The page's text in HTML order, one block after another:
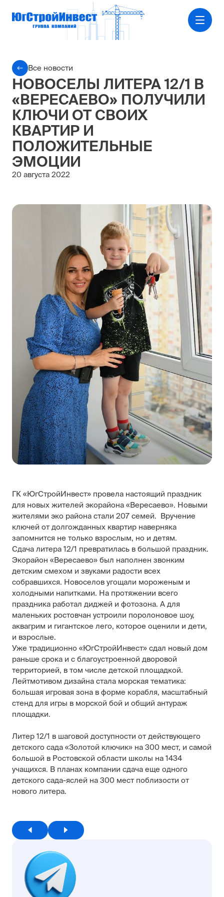
Все новости
НОВОСЕЛЫ ЛИТЕРА 12/1 В
«ВЕРЕСАЕВО» ПОЛУЧИЛИ
КЛЮЧИ ОТ СВОИХ
КВАРТИР И
ПОЛОЖИТЕЛЬНЫЕ
ЭМОЦИИ
20 августа 2022
ГК «ЮгСтройИнвест» провела настоящий праздник
для новых жителей экорайона «Вересаево». Новыми
жителями эко района стали 207 семей. Вручение
ключей от долгожданных квартир наверняка
запомнится не только взрослым, но и детям.
Сдача литера 12/1 превратилась в большой праздник.
Экорайон «Вересаево» был наполнен звонким
детским смехом и звуками радости всех
собравшихся. Новоселов угощали мороженым и
холодными напитками. На протяжении всего
праздника работал диджей и фотозона. А для
маленьких ростовчан устроили поролоновое шоу,
аквагрим и гигантское лего, которое оценили и дети,
и взрослые.
Уже традиционно «ЮгСтройИнвест» сдал новый дом
раньше срока и с благоустроенной дворовой
территорией, в том числе детской площадкой.
Лейтмотивом дизайна стала морская тематика:
большая игровая зона в форме корабля, масштабный
стенд для игры в морской бой и общий антураж
площадки.
Литер 12/1 в шаговой доступности от действующего
детского сада «Золотой ключик» на 300 мест, и самой
большой в Ростовской области школы на 1434
учащихся. В планах компании сдача еще одного
детского сада-яслей на 300 мест поблизости от
нового литера.